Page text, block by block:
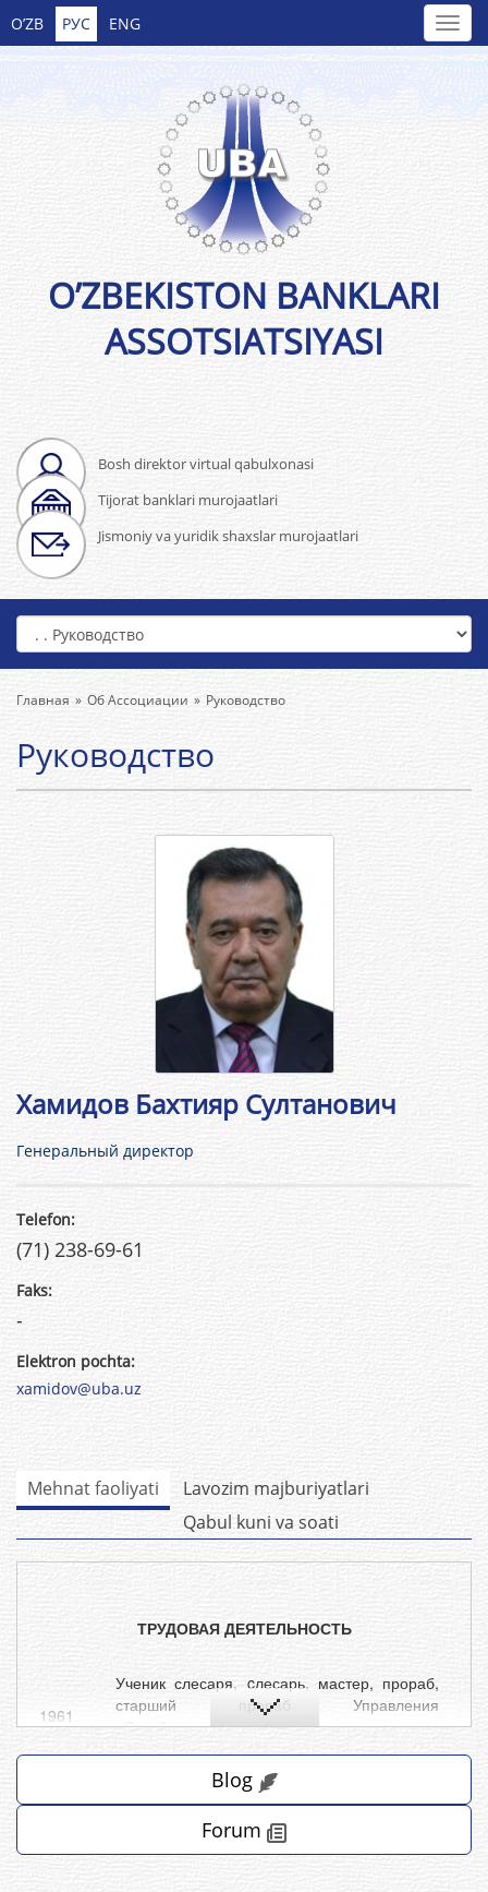
O’ZB РУС ENG
Bosh direktor virtual qabulxonasi
Tijorat banklari murojaatlari
Jismoniy va yuridik shaxslar murojaatlari
O’ZBEKISTON BANKLARI
ASSOTSIATSIYASI
Главная Об Ассоциации Руководство
Руководство
Хамидов Бахтияр Султанович
Генеральный директор
Telefon:
(71) 238-69-61
Faks:
-
Elektron pochta:
xamidov@uba.uz
Mehnat faoliyati
Lavozim majburiyatlari
Qabul kuni va soati
ТРУДОВАЯ ДЕЯТЕЛЬНОСТЬ
1961
Ученик слесаря, cлесарь, мастер, прораб,
старший прораб Управления
«Стройгазмонтаж» треста
строительства Узбекской ССР
Прораб, старший прораб, старший прораб –
МУ “Горсантехмонтаж”
Blog
Forum